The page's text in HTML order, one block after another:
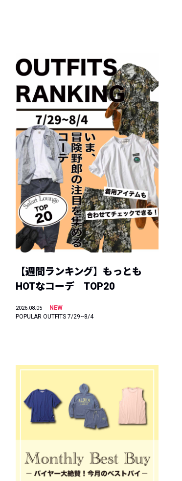
【週間ランキング】もっとも
HOTなコーデ｜TOP20
2026.08.05
NEW
POPULAR OUTFITS 7/29~8/4